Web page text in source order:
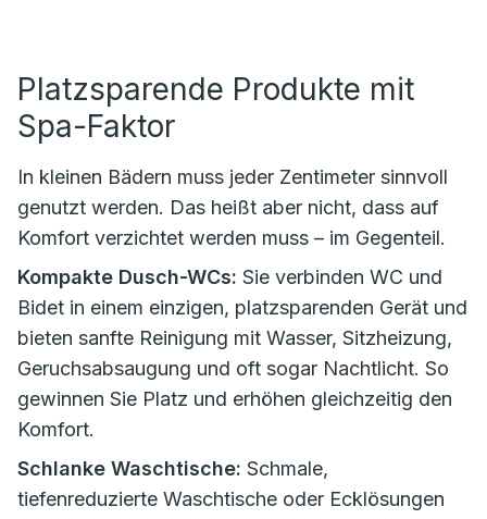
Platzsparende Produkte mit
Spa-Faktor
In kleinen Bädern muss jeder Zentimeter sinnvoll
genutzt werden. Das heißt aber nicht, dass auf
Komfort verzichtet werden muss – im Gegenteil.
Kompakte Dusch-WCs: Sie verbinden WC und
Bidet in einem einzigen, platzsparenden Gerät und
bieten sanfte Reinigung mit Wasser, Sitzheizung,
Geruchsabsaugung und oft sogar Nachtlicht. So
gewinnen Sie Platz und erhöhen gleichzeitig den
Komfort.
Schlanke Waschtische: Schmale,
tiefenreduzierte Waschtische oder Ecklösungen